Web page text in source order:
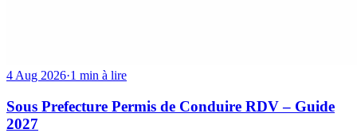
4 Aug 2026·1 min à lire
Sous Prefecture Permis de Conduire RDV – Guide
2027